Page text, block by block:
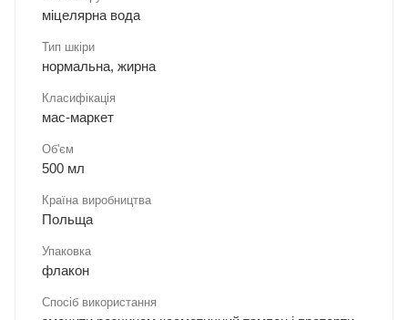
міцелярна вода
Тип шкіри
нормальна, жирна
Класифікація
мас-маркет
Об'єм
500 мл
Країна виробництва
Польща
Упаковка
флакон
Спосіб використання